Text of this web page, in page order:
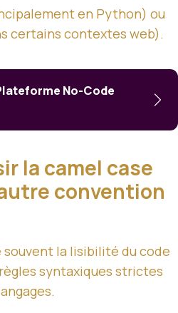
en Python) ou
certains contextes web).
No-Code
la camel case
convention
souvent la lisibilité du code
syntaxiques strictes